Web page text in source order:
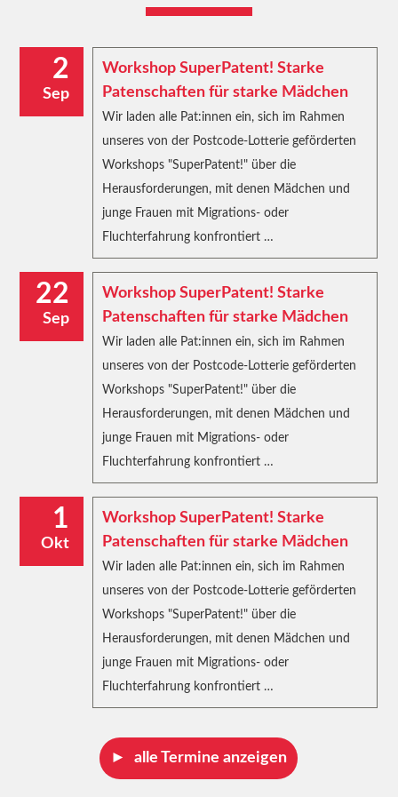
2
Sep
Workshop SuperPatent! Starke
Patenschaften für starke Mädchen
Wir laden alle Pat:innen ein, sich im Rahmen
unseres von der Postcode-Lotterie geförderten
Workshops "SuperPatent!" über die
Herausforderungen, mit denen Mädchen und
junge Frauen mit Migrations- oder
Fluchterfahrung konfrontiert …
22
Sep
Workshop SuperPatent! Starke
Patenschaften für starke Mädchen
Wir laden alle Pat:innen ein, sich im Rahmen
unseres von der Postcode-Lotterie geförderten
Workshops "SuperPatent!" über die
Herausforderungen, mit denen Mädchen und
junge Frauen mit Migrations- oder
Fluchterfahrung konfrontiert …
1
Okt
Workshop SuperPatent! Starke
Patenschaften für starke Mädchen
Wir laden alle Pat:innen ein, sich im Rahmen
unseres von der Postcode-Lotterie geförderten
Workshops "SuperPatent!" über die
Herausforderungen, mit denen Mädchen und
junge Frauen mit Migrations- oder
Fluchterfahrung konfrontiert …
alle Termine anzeigen